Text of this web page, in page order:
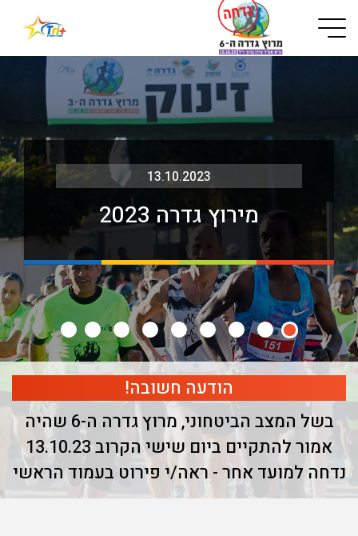
Button used only for devices with a small screen
13.10.2023
מירוץ גדרה 2023
הודעה חשובה!
בשל המצב הביטחוני, מרוץ גדרה ה-6 שהיה
אמור להתקיים ביום שישי הקרוב 13.10.23
נדחה למועד אחר - ראה/י פירוט בעמוד הראשי